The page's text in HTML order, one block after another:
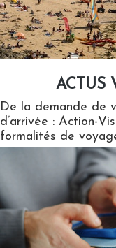
ACTUS
De la demande de
d’arrivée : Action-
formalités de